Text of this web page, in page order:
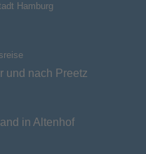
Hamburg
und nach Preetz
in Altenhof